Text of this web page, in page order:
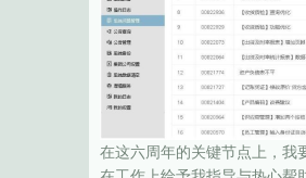
在这六周年的关键节点上，我